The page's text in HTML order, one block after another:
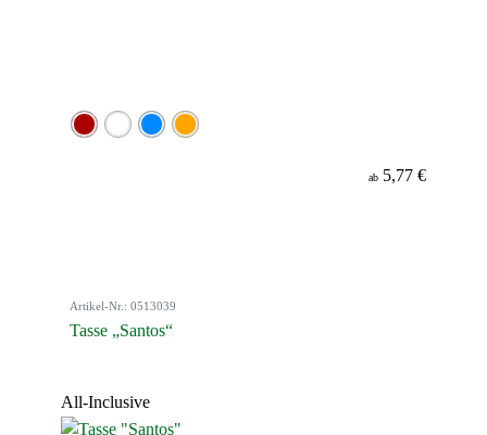
ab 5,77 €
Artikel-Nr.: 0513039
Tasse „Santos“
All-Inclusive